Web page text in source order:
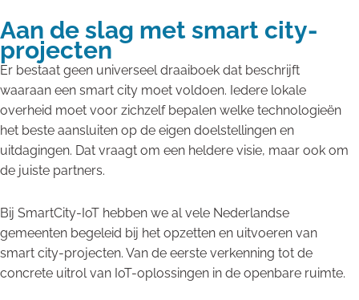
Aan de slag met smart city-
projecten
Er bestaat geen universeel draaiboek dat beschrijft
waaraan een smart city moet voldoen. Iedere lokale
overheid moet voor zichzelf bepalen welke technologieën
het beste aansluiten op de eigen doelstellingen en
uitdagingen. Dat vraagt om een heldere visie, maar ook om
de juiste partners.
Bij SmartCity-IoT hebben we al vele Nederlandse
gemeenten begeleid bij het opzetten en uitvoeren van
smart city-projecten. Van de eerste verkenning tot de
concrete uitrol van IoT-oplossingen in de openbare ruimte.